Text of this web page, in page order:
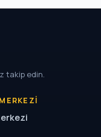
takip edin.